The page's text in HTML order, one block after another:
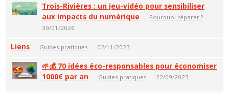
Trois-Rivières : un jeu-vidéo pour sensibiliser
aux impacts du numérique — Pourquoi réparer ? —
30/01/2026
Liens — Guides pratiques — 02/11/2023
🌱💰 70 idées éco-responsables pour économiser
1000€ par an — Guides pratiques — 22/09/2023